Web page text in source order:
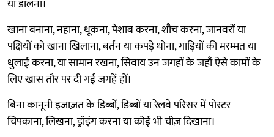
या डालना।
खाना बनाना, नहाना, थूकना, पेशाब करना, शौच करना, जानवरों या
पक्षियों को खाना खिलाना, बर्तन या कपड़े धोना, गाड़ियों की मरम्मत या
धुलाई करना, या सामान रखना, सिवाय उन जगहों के जहाँ ऐसे कामों के
लिए खास तौर पर दी गई जगहें हों।
बिना कानूनी इजाज़त के डिब्बों, डिब्बों या रेलवे परिसर में पोस्टर
चिपकाना, लिखना, ड्रॉइंग करना या कोई भी चीज़ दिखाना।